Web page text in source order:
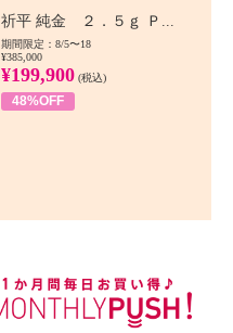
祈平 純金 ２．５ｇ Ｐ...
期間限定：8/5〜18
¥385,000
¥199,900 (税込)
48%OFF